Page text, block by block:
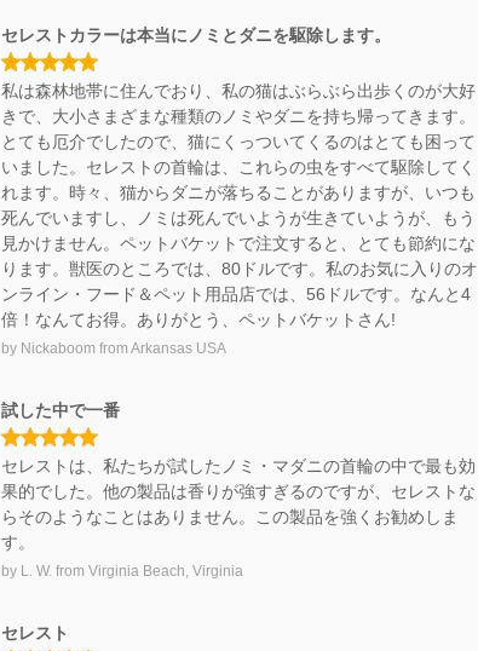
セレストカラーは本当にノミとダニを駆除します。
私は森林地帯に住んでおり、私の猫はぶらぶら出歩くのが大好
きで、大小さまざまな種類のノミやダニを持ち帰ってきます。
とても厄介でしたので、猫にくっついてくるのはとても困って
いました。セレストの首輪は、これらの虫をすべて駆除してく
れます。時々、猫からダニが落ちることがありますが、いつも
死んでいますし、ノミは死んでいようが生きていようが、もう
見かけません。ペットバケットで注文すると、とても節約にな
ります。獣医のところでは、80ドルです。私のお気に入りのオ
ンライン・フード＆ペット用品店では、56ドルです。なんと4
倍！なんてお得。ありがとう、ペットバケットさん!
by Nickaboom fromArkansas USA
試した中で一番
セレストは、私たちが試したノミ・マダニの首輪の中で最も効
果的でした。他の製品は香りが強すぎるのですが、セレストな
らそのようなことはありません。この製品を強くお勧めしま
す。
by L. W. fromVirginia Beach, Virginia
セレスト